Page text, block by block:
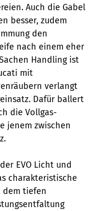
Auch die Gabel
besser, zudem
den
nach einem eher
Handling ist
mit
verlangt
Dafür ballert
die Vollgas-
jenem zwischen
EVO Licht und
charakteristische
dem tiefen